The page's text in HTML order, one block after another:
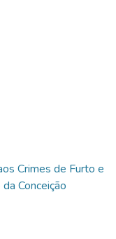
Crimes de Furto e
Conceição